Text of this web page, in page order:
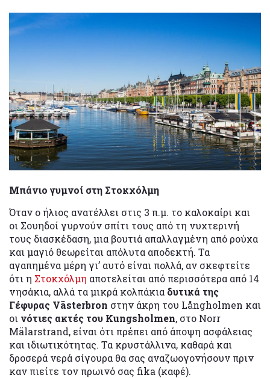
Μπάνιο γυμνοί στη Στοκχόλμη
Όταν ο ήλιος ανατέλλει στις 3 π.μ. το καλοκαίρι και
οι Σουηδοί γυρνούν σπίτι τους από τη νυχτερινή
τους διασκέδαση, μια βουτιά απαλλαγμένη από ρούχα
και μαγιό θεωρείται απόλυτα αποδεκτή. Τα
αγαπημένα μέρη γι’ αυτό είναι πολλά, αν σκεφτείτε
ότι η Στοκχόλμη αποτελείται από περισσότερα από 14
νησάκια, αλλά τα μικρά κολπάκια δυτικά της
Γέφυρας Västerbron στην άκρη του Långholmen και
οι νότιες ακτές του Kungsholmen, στο Norr
Mälarstrand, είναι ότι πρέπει από άποψη ασφάλειας
και ιδιωτικότητας. Τα κρυστάλλινα, καθαρά και
δροσερά νερά σίγουρα θα σας αναζωογονήσουν πριν
καν πιείτε τον πρωινό σας fika (καφέ).